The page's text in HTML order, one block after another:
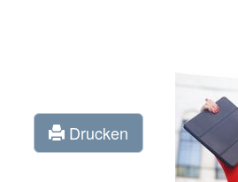
Drucken